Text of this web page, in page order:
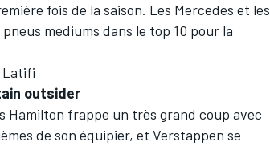
fois de la saison. Les Mercedes et les
mediums dans le top 10 pour la
Latifi
outsider
Hamilton frappe un très grand coup avec
de son équipier, et Verstappen se